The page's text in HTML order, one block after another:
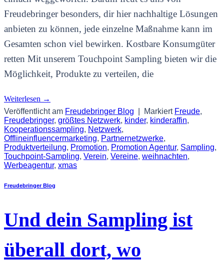
Freudebringer besonders, dir hier nachhaltige Lösungen
anbieten zu können, jede einzelne Maßnahme kann im
Gesamten schon viel bewirken. Kostbare Konsumgüter
retten Mit unserem Touchpoint Sampling bieten wir die
Möglichkeit, Produkte zu verteilen, die
Weiterlesen →
Veröffentlicht am Freudebringer Blog Markiert Freude,
Freudebringer, größtes Netzwerk, kinder, kinderaffin,
Kooperationssampling, Netzwerk,
Offlineinfluencermarketing, Partnernetzwerke,
Produktverteilung, Promotion, Promotion Agentur, Sampling,
Touchpoint-Sampling, Verein, Vereine, weihnachten,
Werbeagentur, xmas
Freudebringer Blog
Und dein Sampling ist
überall dort, wo